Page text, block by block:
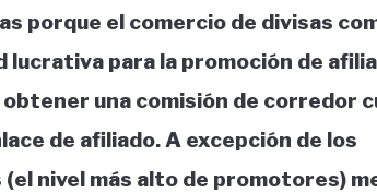
porque el comercio de divisas
para la promoción de
una comisión de corredor
de afiliado. A excepción de los
nivel más alto de promotores)